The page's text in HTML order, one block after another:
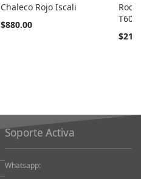
Chaleco Rojo Iscali
Tan
$880.00
T600
Soporte Activa
Whatsapp: